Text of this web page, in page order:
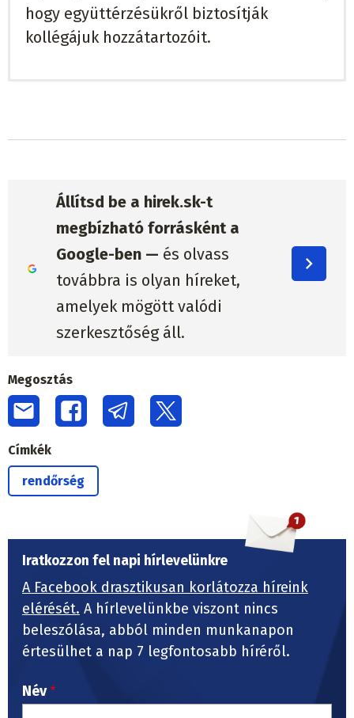
hogy együttérzésükről biztosítják
kollégájuk hozzátartozóit.
Állítsd be a hirek.sk-t
megbízható forrásként a
Google-ben — és olvass
továbbra is olyan híreket,
amelyek mögött valódi
szerkesztőség áll.
Megosztás
Címkék
rendőrség
Iratkozzon fel napi hírlevelünkre
A Facebook drasztikusan korlátozza híreink
elérését. A hírlevelünkbe viszont nincs
beleszólása, abból minden munkanapon
értesülhet a nap 7 legfontosabb híréről.
Név